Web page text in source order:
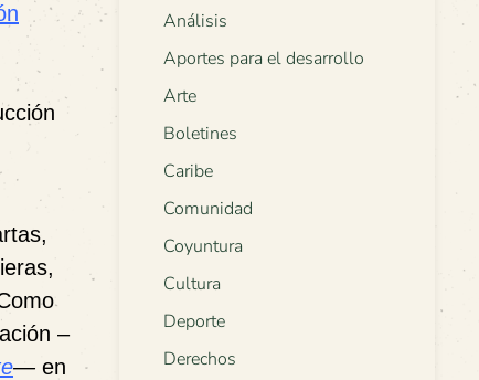
–
— en
Análisis
Aportes para el desarrollo
Arte
Boletines
Caribe
Comunidad
Coyuntura
Cultura
Deporte
Derechos